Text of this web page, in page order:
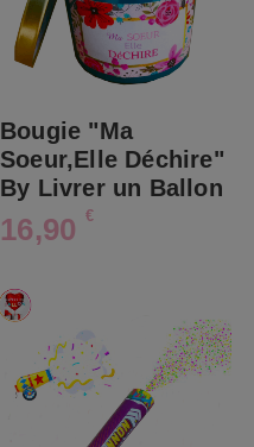
Bougie "Ma
Soeur,Elle Déchire"
By Livrer un Ballon
16,90 €